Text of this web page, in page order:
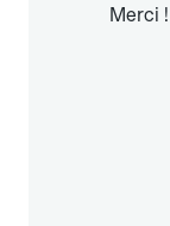
Merci !